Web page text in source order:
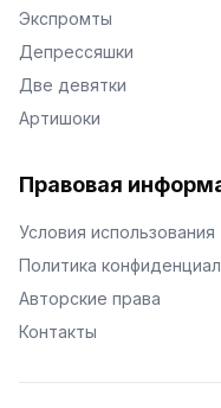
Экспромты
Депрессяшки
Две девятки
Артишоки
Правовая
Условия использования
Политика
Авторские права
Контакты